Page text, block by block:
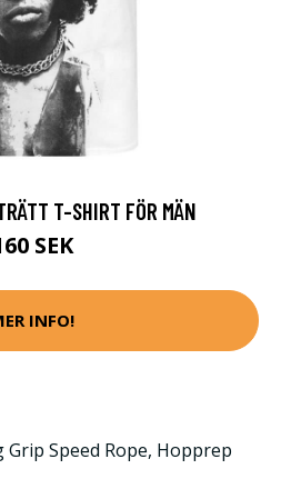
T-SHIRT FÖR MÄN
SEK
INFO!